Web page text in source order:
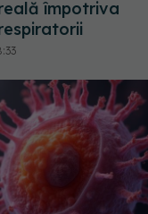
împotriva